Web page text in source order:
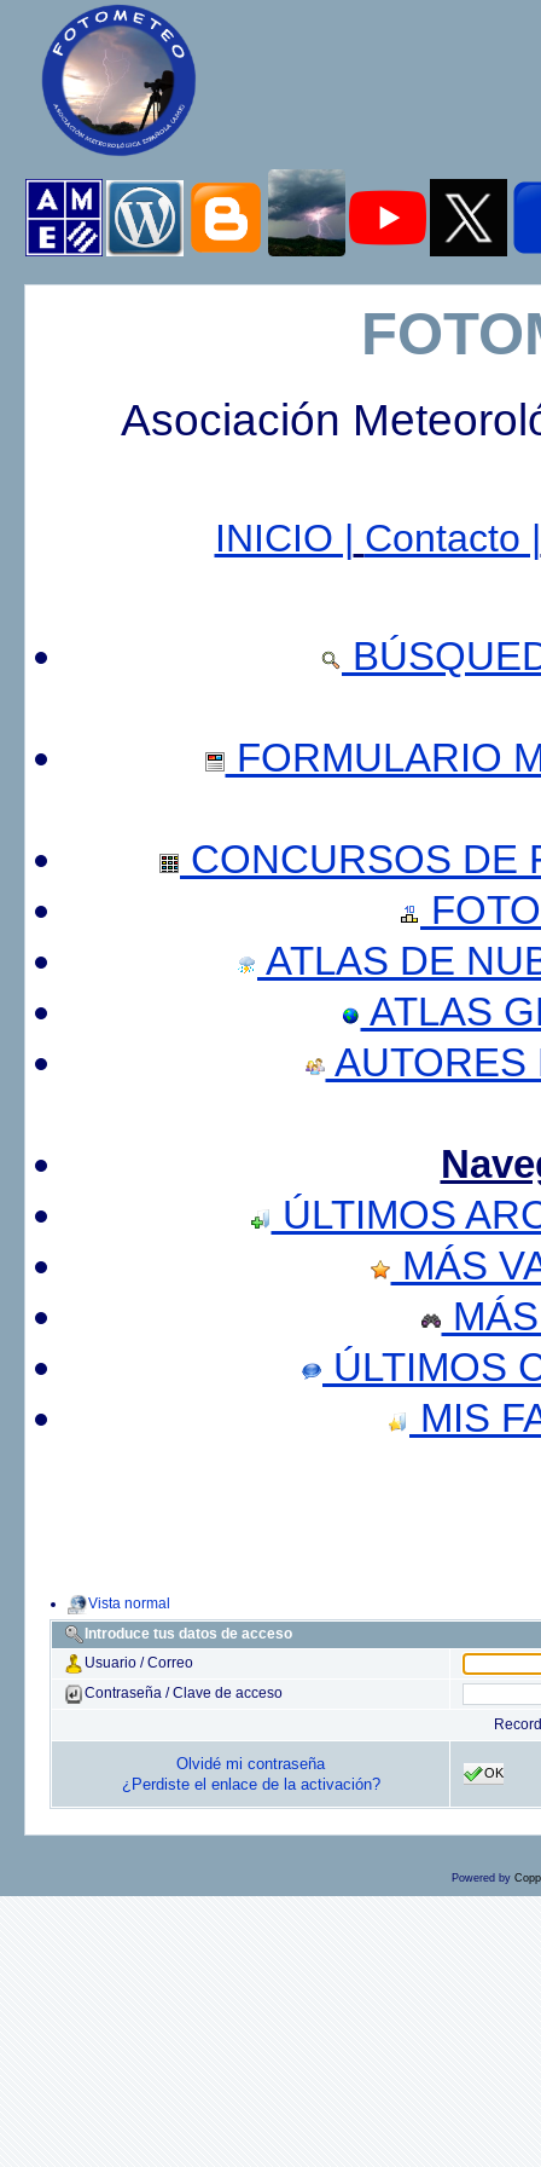
Asociación
INICIO | Contacto |
FORMULARIO
CONCURSOS DE
ATLAS DE
ATLAS
AUTORES
ÚLTIMOS
MÁS
ÚLTIMOS
MIS
Vista normal
Introduce tus datos de acceso
Usuario / Correo
Contraseña / Clave de acceso
Olvidé mi contraseña
¿Perdiste el enlace de la activación?
OK
Powered by